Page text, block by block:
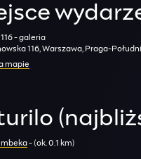
- galeria
116, Warszawa, Praga-
mapie
- (ok. 0.1 km)